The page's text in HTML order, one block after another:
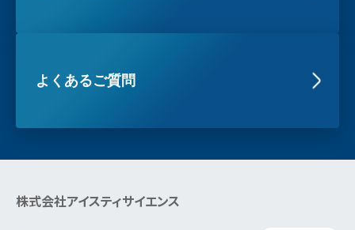
よくあるご質問
株式会社アイスティサイエンス